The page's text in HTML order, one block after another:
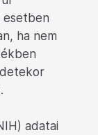
esetben
ha nem
adatai